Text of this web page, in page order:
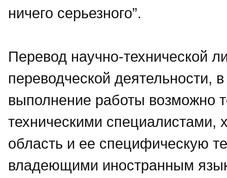
ничего серьезного”.
Перевод научно-технической
переводческой деятельности,
выполнение работы возможно
техническими
область и ее специфическую
владеющими иностранным